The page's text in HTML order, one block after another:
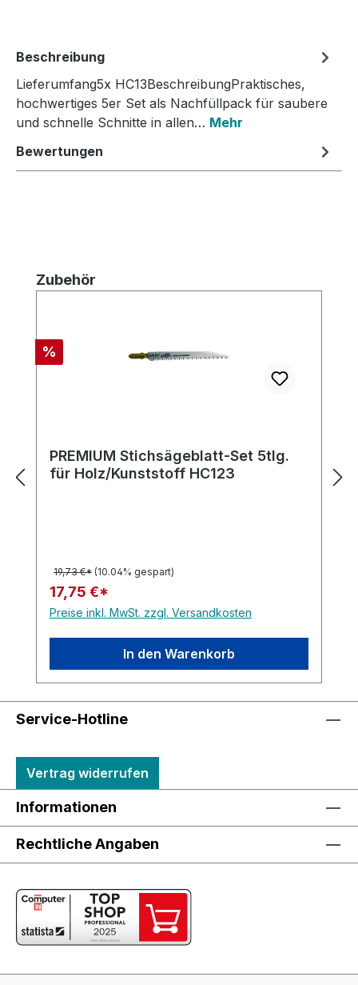
Beschreibung
Lieferumfang5x HC13BeschreibungPraktisches,
hochwertiges 5er Set als Nachfüllpack für saubere
und schnelle Schnitte in allen… Mehr
Bewertungen
Produktgalerie überspringen
Zubehör
Rabatt
%
PREMIUM Stichsägeblatt-Set 5tlg.
für Holz/Kunststoff HC123
19,73 €* (10.04% gespart)
17,75 €*
Preise inkl. MwSt. zzgl. Versandkosten
In den Warenkorb
Service-Hotline
Vertrag widerrufen
Informationen
Rechtliche Angaben